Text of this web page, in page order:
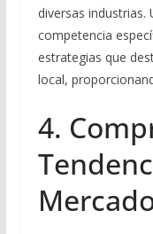
diversas industrias.
competencia
estrategias que
local,
4.